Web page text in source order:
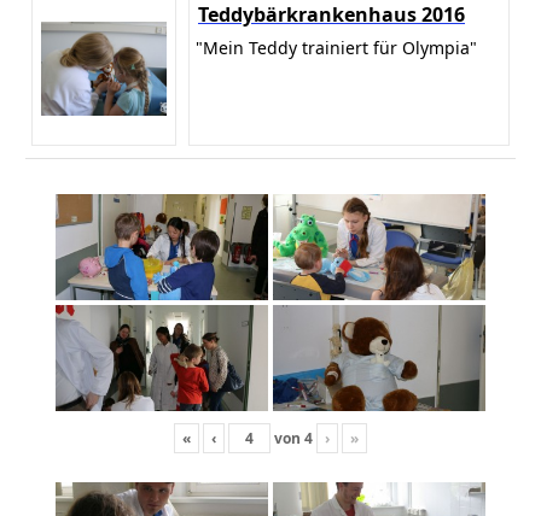
Teddybärkrankenhaus 2016
"Mein Teddy trainiert für Olympia"
« ‹ von 4 › »